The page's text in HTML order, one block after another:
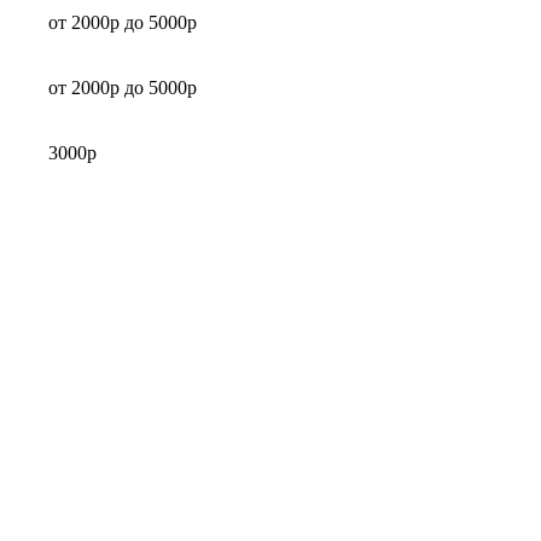
от 2000р до 5000р
от 2000р до 5000р
3000р